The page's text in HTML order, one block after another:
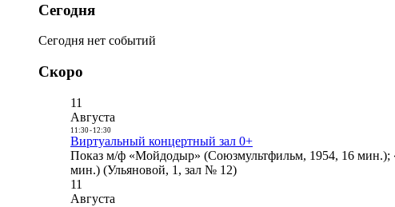
Сегодня
Сегодня нет событий
Скоро
11
Августа
11:30- 12:30
Виртуальный концертный зал 0+
Показ м/ф «Мойдодыр» (Союзмультфильм, 1954, 16 мин.);
мин.) (Ульяновой, 1, зал № 12)
11
Августа